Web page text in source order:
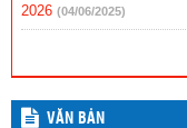
2026 (04/06/2025)
VĂN BẢN